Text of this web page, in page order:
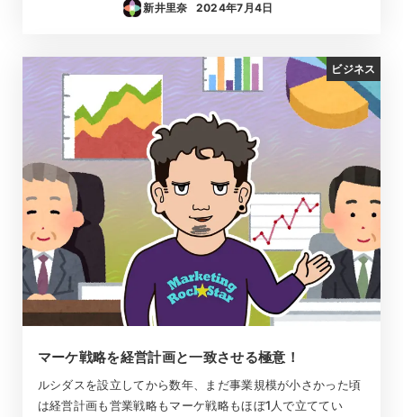
新井里奈
投稿日
2024年7月4日
ビジネス
マーケ戦略を経営計画と一致させる極意！
ルシダスを設立してから数年、まだ事業規模が小さかった頃
は経営計画も営業戦略もマーケ戦略もほぼ1人で立ててい